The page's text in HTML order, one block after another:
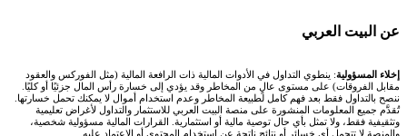
اكس تي بي XTB
شركات تداول في الأردن
🇪🇬 البورصة المصرية
🇶🇦 بورصة قطر
🧮 حاسبة حجم اللوت
📊 حاسبة قيمة النقطة
💰 حاسبة ربح الفوركس
🏆 لوحة المحلّلين
✍️ اكتب تحليلك
🌐 المؤشرات العالمية
🥇 سعر الذهب اليوم
🥇 أسعار الذهب والمعادن
عن البيت العربي
من نحن
تواصل معنا
إخلاء المسؤولية: ينطوي التداول في الأدوات المالية ذات الرافعة المالية (مثل الفوركس والعقود
مقابل الفروقات) على مستوى عالٍ من المخاطر وقد يؤدي إلى خسارة رأس المال جزئيًا أو كليًا.
ننصح بالتداول فقط بعد فهم كامل لطبيعة المخاطر وعدم استخدام أموال لا يمكنك تحمل خسارتها.
تُقدَّم جميع المعلومات المنشورة على منصة البيت العربي للاستثمار والتداول لأغراض تعليمية
وتثقيفية فقط، ولا تمثل بأي حال توصية مالية أو استثمارية. القرارات المالية مسؤولية شخصية،
والمنصة لا تتحمل أي خسائر أو نتائج ناتجة عن استخدام المحتوى أو الاعتماد عليه.